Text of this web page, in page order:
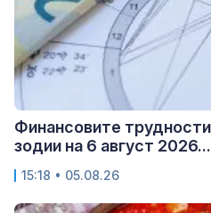
Финансовите
зодии на 6 август 2026...
15:18 • 05.08.26